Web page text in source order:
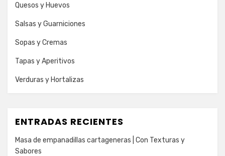
Quesos y Huevos
Salsas y Guarniciones
Sopas y Cremas
Tapas y Aperitivos
Verduras y Hortalizas
ENTRADAS RECIENTES
Masa de empanadillas cartageneras | Con Texturas y
Sabores